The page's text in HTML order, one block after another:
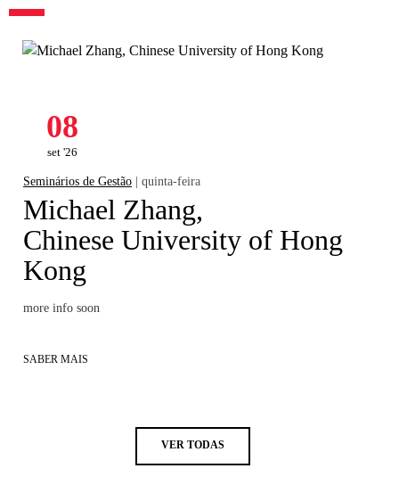
08
set '26
Seminários de Gestão | quinta-feira
Michael Zhang,
Chinese University of Hong
Kong
more info soon
SABER MAIS
VER TODAS